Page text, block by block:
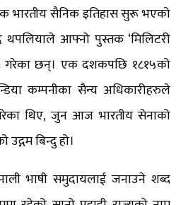
भारतीय सैनिक इतिहास सुरू भएको
थपलियाले आफ्नो पुस्तक ‘मिलिटरी
गरेका छन्। एक दशकपछि १८१५को
कम्पनीका सैन्य अधिकारीहरुले
थिए, जुन आज भारतीय सेनाको
बिन्दु हो।
भाषी समुदायलाई जनाउने शब्द